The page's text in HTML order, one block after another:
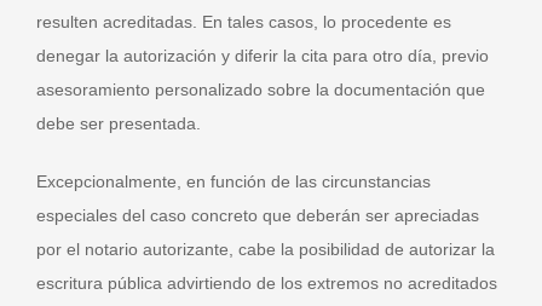
resulten acreditadas. En tales casos, lo procedente es
denegar la autorización y diferir la cita para otro día, previo
asesoramiento personalizado sobre la documentación que
debe ser presentada.
Excepcionalmente, en función de las circunstancias
especiales del caso concreto que deberán ser apreciadas
por el notario autorizante, cabe la posibilidad de autorizar la
escritura pública advirtiendo de los extremos no acreditados